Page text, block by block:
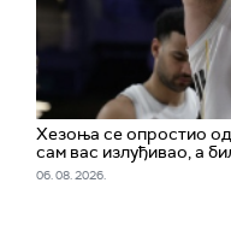
Хезоња се опростио
сам вас излуђивао, а
06. 08. 2026.